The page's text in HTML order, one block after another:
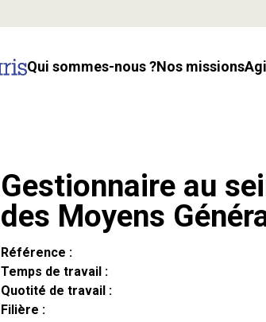
Qui sommes-nous ? Nos missions
Gestionnaire au
des Moyens
Référence :
Temps de travail :
Quotité de travail :
Filière :